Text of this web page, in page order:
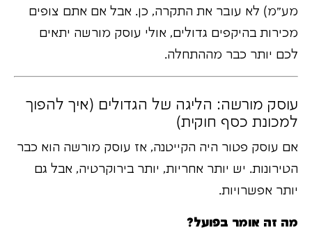
מע"מ) לא עובר את התקרה, כן. אבל אם אתם צופים
מכירות בהיקפים גדולים, אולי עוסק מורשה יתאים
לכם יותר כבר מההתחלה.
עוסק מורשה: הליגה של הגדולים (איך להפוך
למכונת כסף חוקית)
אם עוסק פטור היה הקייטנה, אז עוסק מורשה הוא כבר
הטירונות. יש יותר אחריות, יותר בירוקרטיה, אבל גם
יותר אפשרויות.
מה זה אומר בפועל?